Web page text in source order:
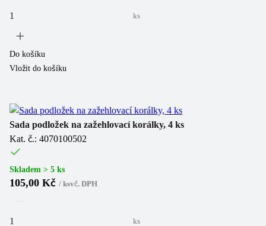
ks
Do košíku
Vložit do košíku
Sada podložek na zažehlovací korálky, 4 ks
Kat. č.: 4070100502
Skladem > 5 ks
105,00 Kč / ksvč. DPH
ks